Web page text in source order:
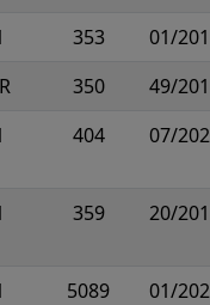
353
01/
350
49/
404 07/
359 20/
5089
01/